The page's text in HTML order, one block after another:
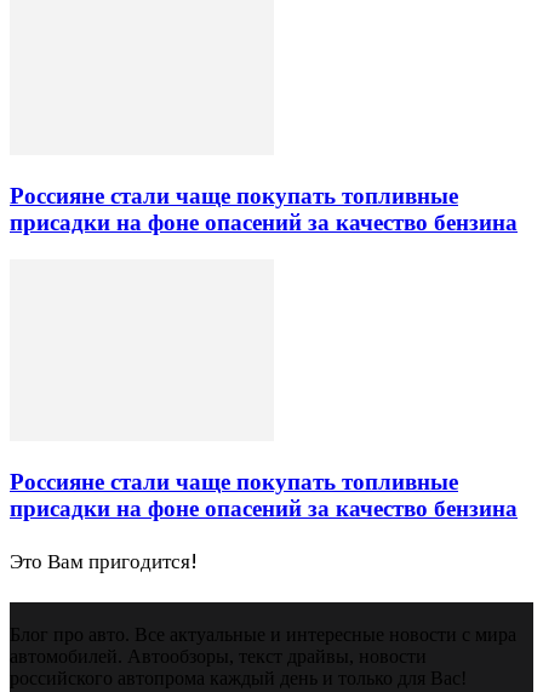
Россияне стали чаще покупать топливные
присадки на фоне опасений за качество бензина
Россияне стали чаще покупать топливные
присадки на фоне опасений за качество бензина
Это Вам пригодится!
Блог про авто. Все актуальные и интересные новости с мира
автомобилей. Автообзоры, текст драйвы, новости
российского автопрома каждый день и только для Вас!